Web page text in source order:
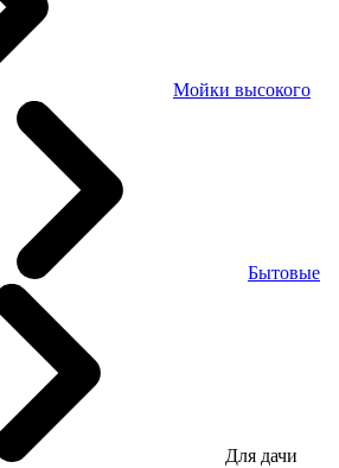
Мойки высокого
Бытовые
Для дачи